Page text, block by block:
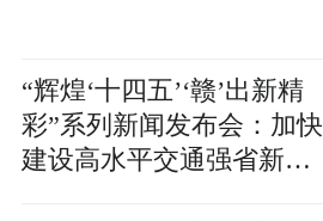
“辉煌‘十四五’‘赣’出新精
彩”系列新闻发布会：加快
建设高水平交通强省新闻